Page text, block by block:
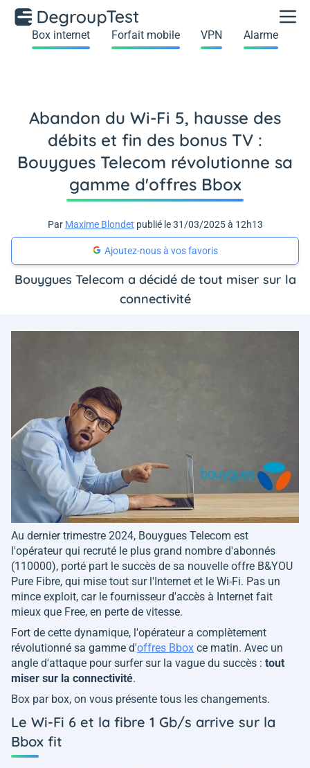
Box internet Forfait mobile VPN Alarme
Abandon du Wi-Fi 5, hausse des
débits et fin des bonus TV :
Bouygues Telecom révolutionne sa
gamme d'offres Bbox
Par Maxime Blondet publié le 31/03/2025 à 12h13
Ajoutez-nous à vos favoris
Bouygues Telecom a décidé de tout miser sur la
connectivité
Au dernier trimestre 2024, Bouygues Telecom est
l'opérateur qui recruté le plus grand nombre d'abonnés
(110000), porté part le succès de sa nouvelle offre B&YOU
Pure Fibre, qui mise tout sur l'Internet et le Wi-Fi. Pas un
mince exploit, car le fournisseur d'accès à Internet fait
mieux que Free, en perte de vitesse.
Fort de cette dynamique, l'opérateur a complètement
révolutionné sa gamme d'offres Bbox ce matin. Avec un
angle d'attaque pour surfer sur la vague du succès : tout
miser sur la connectivité.
Box par box, on vous présente tous les changements.
Le Wi-Fi 6 et la fibre 1 Gb/s arrive sur la
Bbox fit